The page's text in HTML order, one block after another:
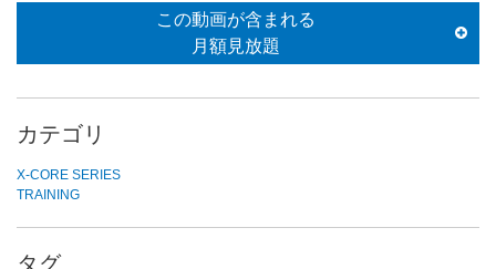
この動画が含まれる
月額見放題
カテゴリ
X-CORE SERIES
TRAINING
タグ